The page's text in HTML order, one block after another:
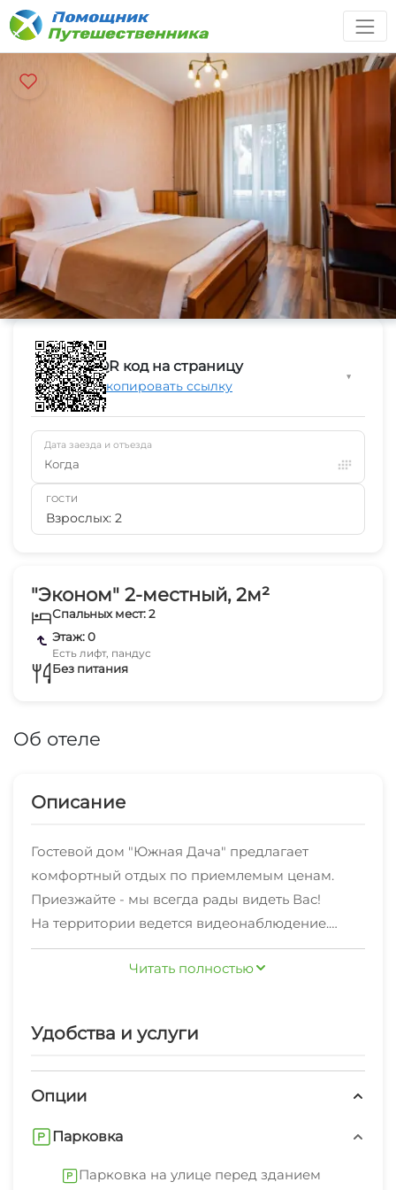
"Эконом" 2-местный, 2м²
Спальных мест: 2
Этаж: 0
Есть лифт, пандус
Без питания
Об отеле
Описание
Гостевой дом "Южная Дача" предлагает
комфортный отдых по приемлемым ценам.
Приезжайте - мы всегда рады видеть Вас!
На территории ведется видеонаблюдение.
Мы находимся на самом живописном высоком
берегу Геленджикской бухты.
набережной.
Для комфортного отдыха есть летняя веранда с
или шашлык.
Читать полностью
Удобства и услуги
Опции
Парковка
Парковка на улице перед зданием
QR код на страницу
Скопировать ссылку
▼
Дата заезда и отъезда
Когда
ГОСТИ
Взрослых: 2